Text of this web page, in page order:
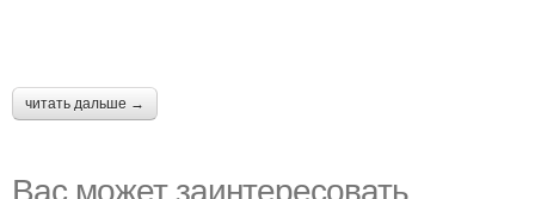
читать дальше →
Вас может заинтересовать